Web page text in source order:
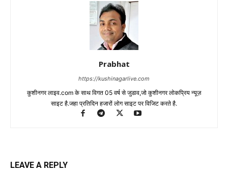
Prabhat
https://kushinagarlive.com
कुशीनगर लाइव.com के साथ विगत 05 वर्ष से जुडाव,जो कुशीनगर लोकप्रिय न्यूज़
साइट है.जहा प्रतिदिन हजारों लोग साइट पर विजिट करते है.
LEAVE A REPLY